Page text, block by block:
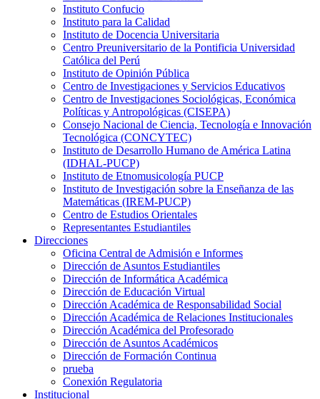
Instituto Confucio
Instituto para la Calidad
Instituto de Docencia Universitaria
Centro Preuniversitario de la Pontificia Universidad
Católica del Perú
Instituto de Opinión Pública
Centro de Investigaciones y Servicios Educativos
Centro de Investigaciones Sociológicas, Económica
Políticas y Antropológicas (CISEPA)
Consejo Nacional de Ciencia, Tecnología e Innovación
Tecnológica (CONCYTEC)
Instituto de Desarrollo Humano de América Latina
(IDHAL-PUCP)
Instituto de Etnomusicología PUCP
Instituto de Investigación sobre la Enseñanza de las
Matemáticas (IREM-PUCP)
Centro de Estudios Orientales
Representantes Estudiantiles
Direcciones
Oficina Central de Admisión e Informes
Dirección de Asuntos Estudiantiles
Dirección de Informática Académica
Dirección de Educación Virtual
Dirección Académica de Responsabilidad Social
Dirección Académica de Relaciones Institucionales
Dirección Académica del Profesorado
Dirección de Asuntos Académicos
Dirección de Formación Continua
prueba
Conexión Regulatoria
Institucional